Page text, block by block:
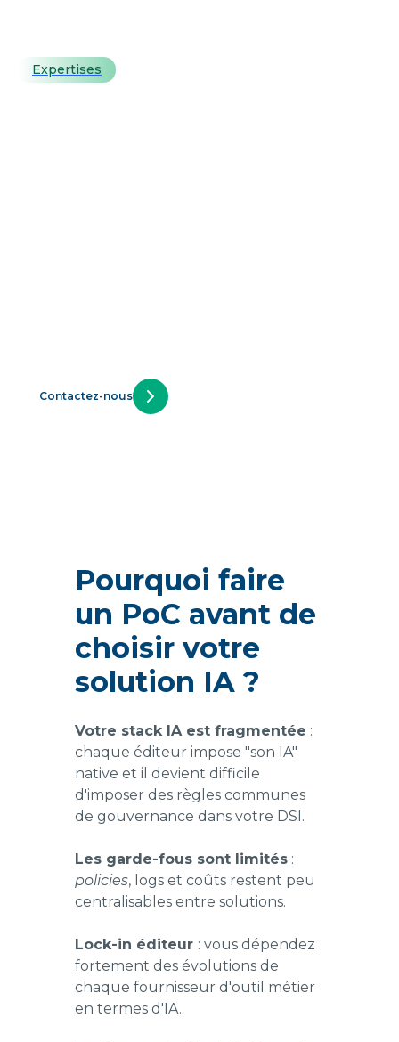
Expertises
Contactez-nous
Pourquoi faire
un PoC avant de
choisir votre
solution IA ?
Votre stack IA est fragmentée :
chaque éditeur impose "son IA"
native et il devient difficile
d'imposer des règles communes
de gouvernance dans votre DSI.
Les garde-fous sont limités :
policies, logs et coûts restent peu
centralisables entre solutions.
Lock-in éditeur : vous dépendez
fortement des évolutions de
chaque fournisseur d'outil métier
en termes d'IA.